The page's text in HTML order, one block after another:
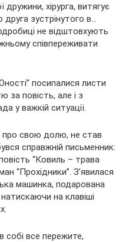
хірурга, витягує
друга зустрінутого в…
не відштовхують
співпереживати
посипалися листи
за повість, але і з
у важкій ситуації.
про свою долю, не став
справжній письменник:
“Ковиль – трава
“Прохідники”. З’явилася
машинка, подарована
на клавіші
собі все пережите,